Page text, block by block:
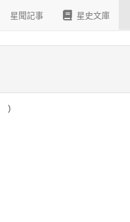
星聞記事 星史文庫
）